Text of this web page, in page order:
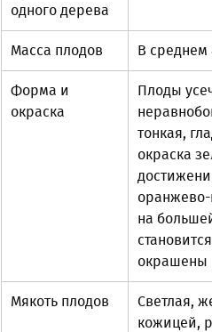
одного дерева
Масса плодов В среднем
Форма и
окраска
Плоды
тонкая,
окраска
оранжево-
на
окрашены
Мякоть плодов
Светлая,
кожицей,